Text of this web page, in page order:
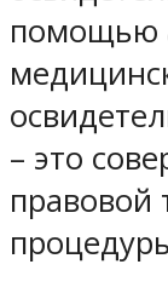
помощью
– это
правовой